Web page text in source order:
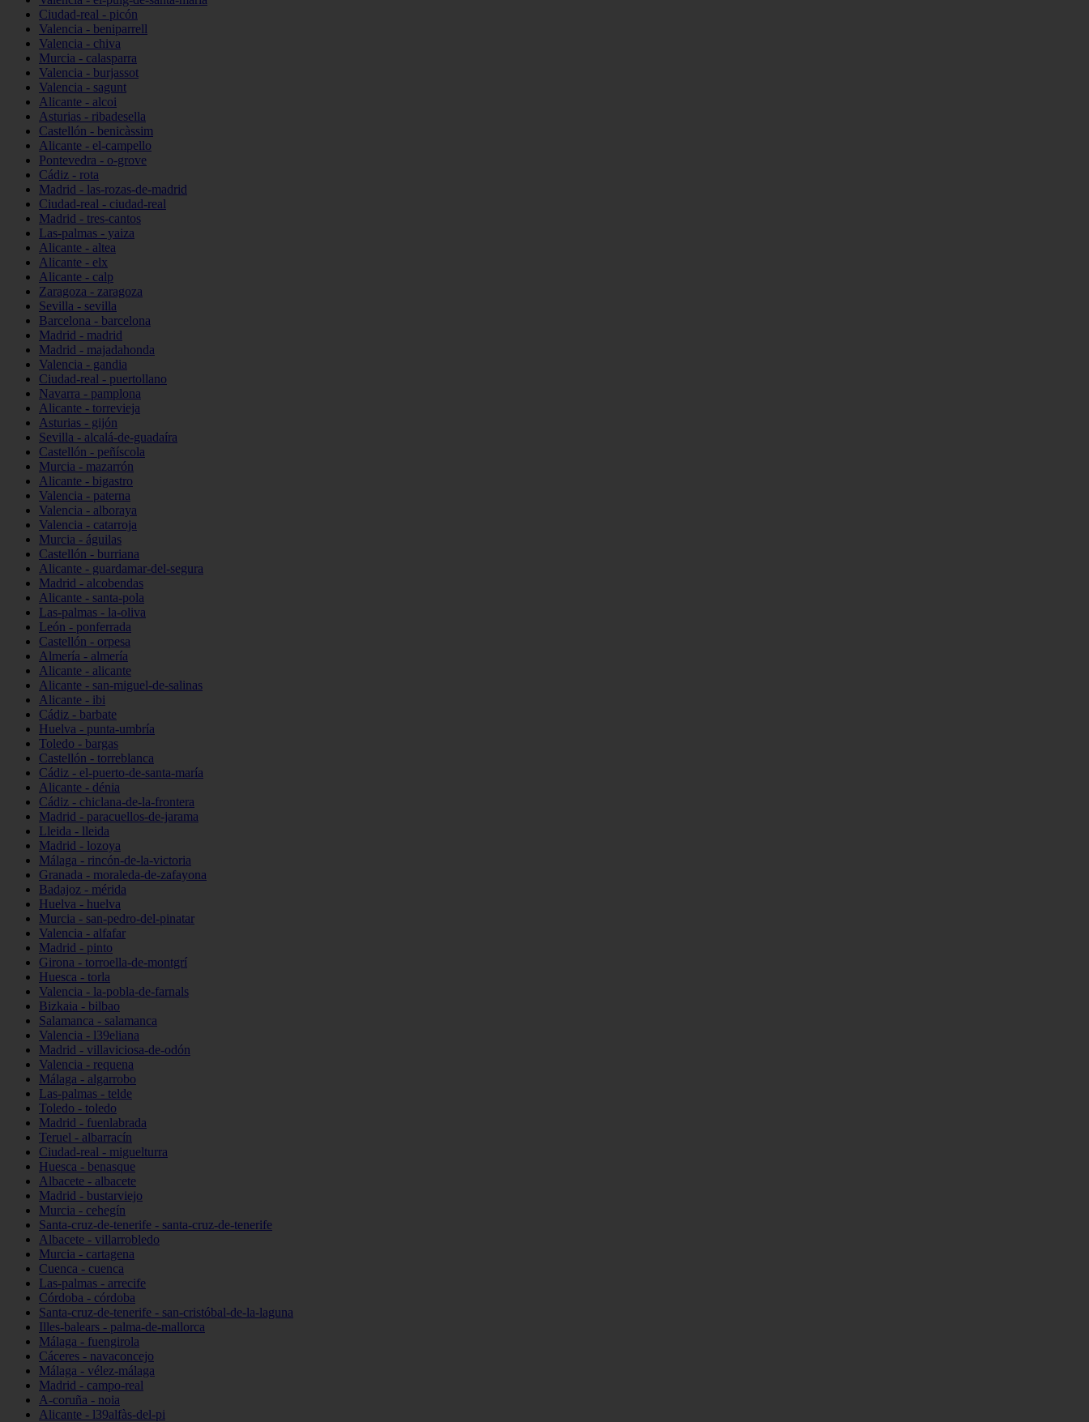
Ciudad-real - picón
Valencia - beniparrell
Valencia - chiva
Murcia - calasparra
Valencia - burjassot
Valencia - sagunt
Alicante - alcoi
Asturias - ribadesella
Castellón - benicàssim
Alicante - el-campello
Pontevedra - o-grove
Cádiz - rota
Madrid - las-rozas-de-madrid
Ciudad-real - ciudad-real
Madrid - tres-cantos
Las-palmas - yaiza
Alicante - altea
Alicante - elx
Alicante - calp
Zaragoza - zaragoza
Sevilla - sevilla
Barcelona - barcelona
Madrid - madrid
Madrid - majadahonda
Valencia - gandia
Ciudad-real - puertollano
Navarra - pamplona
Alicante - torrevieja
Asturias - gijón
Sevilla - alcalá-de-guadaíra
Castellón - peñíscola
Murcia - mazarrón
Alicante - bigastro
Valencia - paterna
Valencia - alboraya
Valencia - catarroja
Murcia - águilas
Castellón - burriana
Alicante - guardamar-del-segura
Madrid - alcobendas
Alicante - santa-pola
Las-palmas - la-oliva
León - ponferrada
Castellón - orpesa
Almería - almería
Alicante - alicante
Alicante - san-miguel-de-salinas
Alicante - ibi
Cádiz - barbate
Huelva - punta-umbría
Toledo - bargas
Castellón - torreblanca
Cádiz - el-puerto-de-santa-maría
Alicante - dénia
Cádiz - chiclana-de-la-frontera
Madrid - paracuellos-de-jarama
Lleida - lleida
Madrid - lozoya
Málaga - rincón-de-la-victoria
Granada - moraleda-de-zafayona
Badajoz - mérida
Huelva - huelva
Murcia - san-pedro-del-pinatar
Valencia - alfafar
Madrid - pinto
Girona - torroella-de-montgrí
Huesca - torla
Valencia - la-pobla-de-farnals
Bizkaia - bilbao
Salamanca - salamanca
Valencia - l39eliana
Madrid - villaviciosa-de-odón
Valencia - requena
Málaga - algarrobo
Las-palmas - telde
Toledo - toledo
Madrid - fuenlabrada
Teruel - albarracín
Ciudad-real - miguelturra
Huesca - benasque
Albacete - albacete
Madrid - bustarviejo
Murcia - cehegín
Santa-cruz-de-tenerife - santa-cruz-de-tenerife
Albacete - villarrobledo
Murcia - cartagena
Cuenca - cuenca
Las-palmas - arrecife
Córdoba - córdoba
Santa-cruz-de-tenerife - san-cristóbal-de-la-laguna
Illes-balears - palma-de-mallorca
Málaga - fuengirola
Cáceres - navaconcejo
Málaga - vélez-málaga
Madrid - campo-real
A-coruña - noia
Alicante - l39alfàs-del-pi